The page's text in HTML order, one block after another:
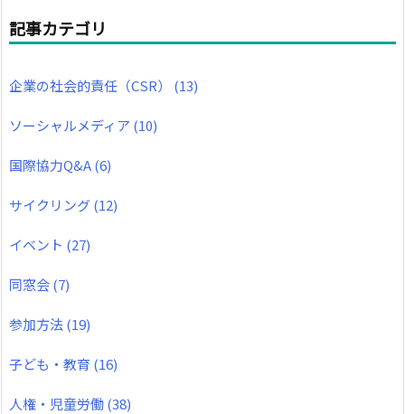
記事カテゴリ
企業の社会的責任（CSR） (13)
ソーシャルメディア (10)
国際協力Q&A(6)
サイクリング(12)
イベント (27)
同窓会(7)
参加方法(19)
子ども・教育 (16)
人権・児童労働(38)